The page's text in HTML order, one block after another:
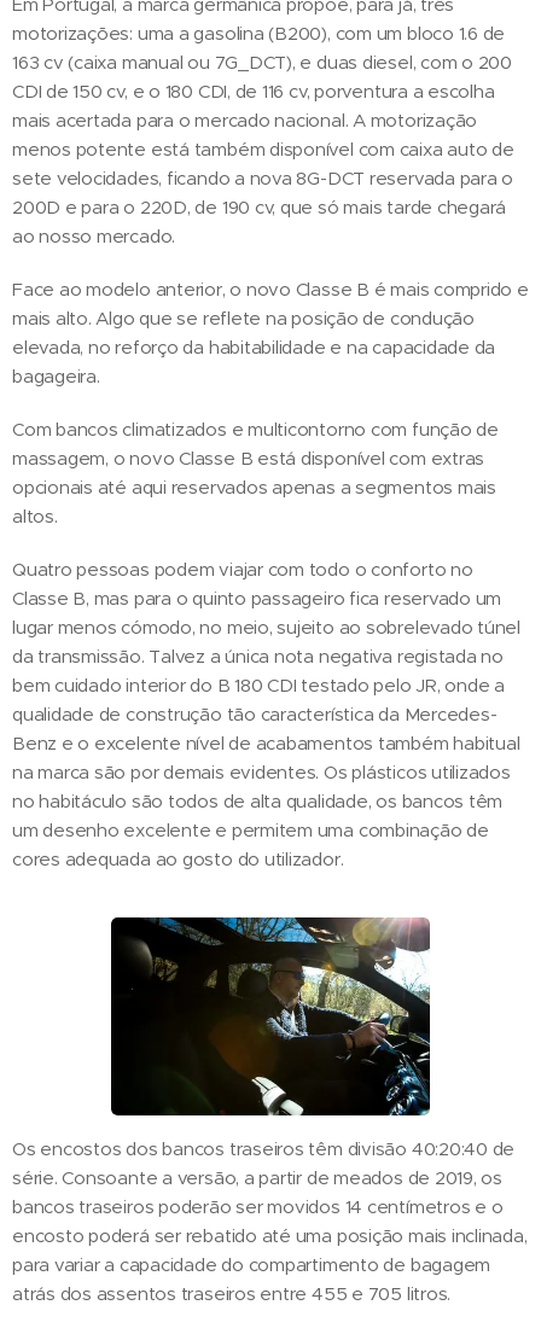
motorizações: uma a gasolina (B200), com um bloco 1.6 de
163 cv (caixa manual ou 7G_DCT), e duas diesel, com o 200
CDI de 150 cv, e o 180 CDI, de 116 cv, porventura a escolha
mais acertada para o mercado nacional. A motorização
menos potente está também disponível com caixa auto de
sete velocidades, ficando a nova 8G-DCT reservada para o
200D e para o 220D, de 190 cv, que só mais tarde chegará
ao nosso mercado.
Face ao modelo anterior, o novo Classe B é mais comprido e
mais alto. Algo que se reflete na posição de condução
elevada, no reforço da habitabilidade e na capacidade da
bagageira.
Com bancos climatizados e multicontorno com função de
massagem, o novo Classe B está disponível com extras
opcionais até aqui reservados apenas a segmentos mais
altos.
Quatro pessoas podem viajar com todo o conforto no
Classe B, mas para o quinto passageiro fica reservado um
lugar menos cómodo, no meio, sujeito ao sobrelevado túnel
da transmissão. Talvez a única nota negativa registada no
bem cuidado interior do B 180 CDI testado pelo JR, onde a
qualidade de construção tão característica da Mercedes-
Benz e o excelente nível de acabamentos também habitual
na marca são por demais evidentes. Os plásticos utilizados
no habitáculo são todos de alta qualidade, os bancos têm
um desenho excelente e permitem uma combinação de
cores adequada ao gosto do utilizador.
Os encostos dos bancos traseiros têm divisão 40:20:40 de
série. Consoante a versão, a partir de meados de 2019, os
bancos traseiros poderão ser movidos 14 centímetros e o
encosto poderá ser rebatido até uma posição mais inclinada,
para variar a capacidade do compartimento de bagagem
atrás dos assentos traseiros entre 455 e 705 litros.